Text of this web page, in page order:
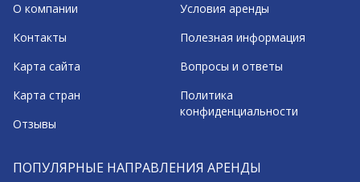
О компании
Контакты
Карта сайта
Карта стран
Отзывы
Условия аренды
Полезная информация
Вопросы и ответы
Политика
конфиденциальности
ПОПУЛЯРНЫЕ НАПРАВЛЕНИЯ АРЕНДЫ